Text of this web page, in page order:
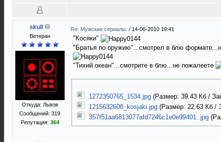
skull
Ветеран
Откуда: Львов
Сообщений: 319
Репутация: 364
Re: Мужские сериалы. / 14-06-2010 19:41
"Косяки"
"Братья по оружию"...смотрел в блю
"Тихий океан"...смотрите в блю...не пожалеете
1272350765_1534.jpg(Размер: 39.43 Кб /
1215632608_kosjaki.jpg(Размер: 22.63 Кб /
357f51aa6813077afd7246c1e0e99401..jpg